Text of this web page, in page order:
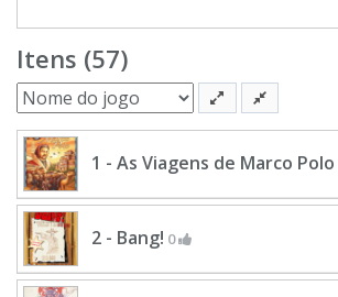
Itens (57)
1 - As Viagens de Marco Polo
2 - Bang! 0